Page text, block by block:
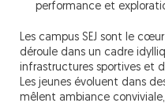
performance et
Les campus SEJ sont le
déroule dans un cadre
infrastructures sportives et
Les jeunes évoluent dans
mêlent ambiance